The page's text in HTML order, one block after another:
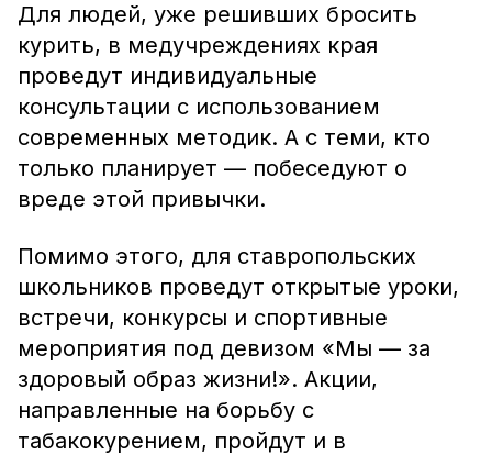
Для людей, уже решивших бросить
курить, в медучреждениях края
проведут индивидуальные
консультации с использованием
современных методик. А с теми, кто
только планирует — побеседуют о
вреде этой привычки.
Помимо этого, для ставропольских
школьников проведут открытые уроки,
встречи, конкурсы и спортивные
мероприятия под девизом «Мы — за
здоровый образ жизни!». Акции,
направленные на борьбу с
табакокурением, пройдут и в